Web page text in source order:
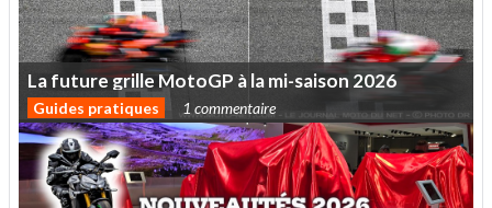
Lafuturegrille MotoGP àlami-saison 2026
Guides pratiques 1 commentaire